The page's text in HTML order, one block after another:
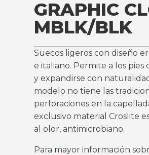
GRAPHIC
MBLK/BLK
Suecos ligeros con diseño
e italiano. Permite a los pies
y expandirse con
modelo no tiene las
perforaciones en la
exclusivo material Croslite
al olor, antimicrobiano.
Para mayor información